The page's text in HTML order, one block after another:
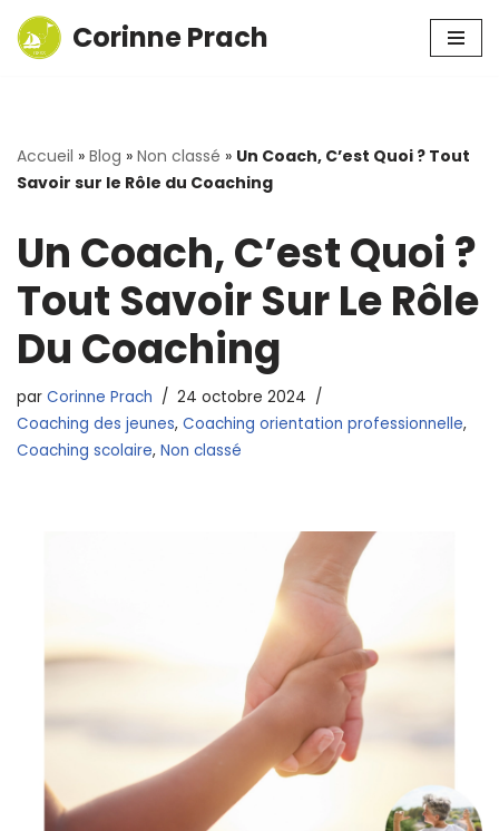
Aller
Corinne Prach
Accueil » Blog » Non classé » Un Coach, C’est Quoi ? Tout
Savoir sur le Rôle du Coaching
Un Coach, C’est Quoi ?
Tout Savoir Sur Le Rôle
Du Coaching
par Corinne Prach
24 octobre 2024
Coaching des jeunes, Coaching orientation professionnelle,
Coaching scolaire, Non classé